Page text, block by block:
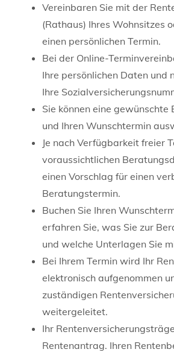
Vereinbaren Sie mit der
(Rathaus) Ihres Wohnsitzes
einen persönlichen Termin.
Bei der Online-
Ihre persönlichen Daten und
Ihre
Sie können eine gewünschte
und Ihren Wunschtermin
Je nach Verfügbarkeit freier
voraussichtlichen
einen Vorschlag für einen
Beratungstermin.
Buchen Sie Ihren
erfahren Sie, was Sie zur
und welche Unterlagen Sie
Bei Ihrem Termin wird Ihr
elektronisch aufgenommen
zuständigen
weitergeleitet.
Ihr
Rentenantrag. Ihren